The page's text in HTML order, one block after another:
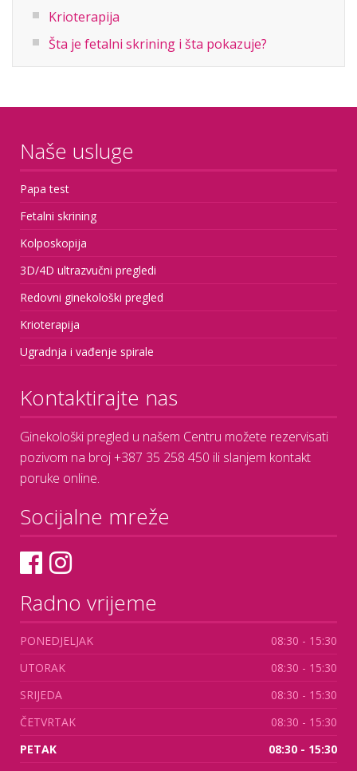
Krioterapija
Šta je fetalni skrining i šta pokazuje?
Naše usluge
Papa test
Fetalni skrining
Kolposkopija
3D/4D ultrazvučni pregledi
Redovni ginekološki pregled
Krioterapija
Ugradnja i vađenje spirale
Kontaktirajte nas
Ginekološki pregled u našem Centru možete rezervisati
pozivom na broj +387 35 258 450 ili slanjem kontakt
poruke online.
Socijalne mreže
Radno vrijeme
PONEDJELJAK
08:30 - 15:30
UTORAK
08:30 - 15:30
SRIJEDA
08:30 - 15:30
ČETVRTAK
08:30 - 15:30
PETAK
08:30 - 15:30